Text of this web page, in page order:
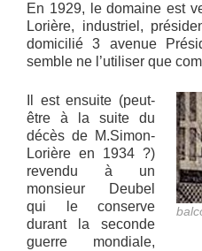
En 1929, le domaine est
Lorière, industriel,
domicilié 3 avenue
semble ne l’utiliser que
Il est ensuite (peut-
être à la suite du
décès de M.Simon-
Lorière en 1934 ?)
revendu à un
monsieur Deubel
qui le conserve
durant la seconde
guerre mondiale,